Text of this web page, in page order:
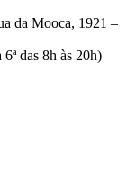
da Mooca, 1921 –
das 8h às 20h)